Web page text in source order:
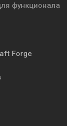
функционала
Forge